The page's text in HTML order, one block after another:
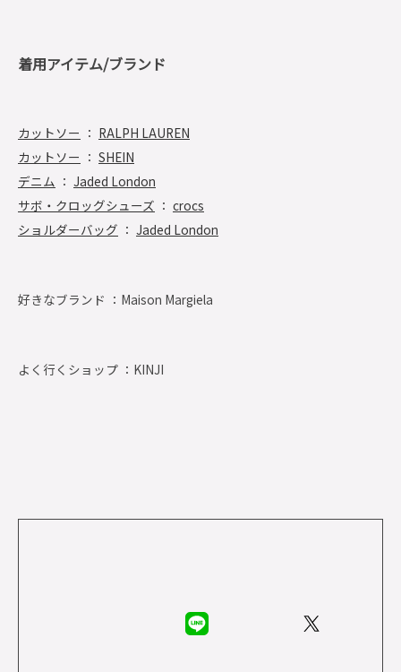
着用アイテム/ブランド
カットソー ： RALPH LAUREN
カットソー ： SHEIN
デニム ： Jaded London
サボ・クロッグシューズ ： crocs
ショルダーバッグ ： Jaded London
好きなブランド ： Maison Margiela
よく行くショップ ： KINJI